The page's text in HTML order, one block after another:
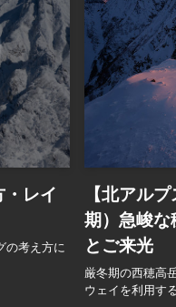
・レイ
の考え方に
【北アル
期）急峻な
とご来光
厳冬期の西穂高
ウェイを利用す